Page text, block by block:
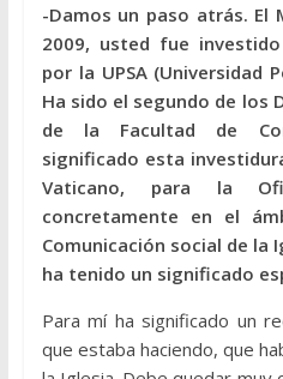
-Damos un paso atrás. El
2009, usted fue
por la UPSA (Universidad
Ha sido el segundo de los
de la Facultad de
significado esta
Vaticano, para la
concretamente en el
Comunicación social de la
ha tenido un significado
Para mí ha significado un
que estaba haciendo, que